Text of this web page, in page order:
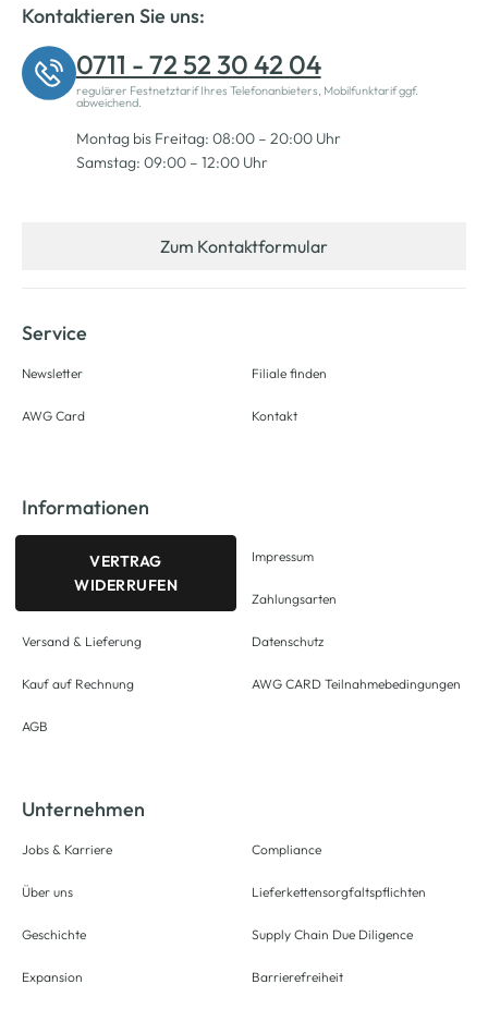
Kontaktieren Sie uns:
0711 - 72 52 30 42 04
regulärer Festnetztarif Ihres Telefonanbieters, Mobilfunktarif ggf.
abweichend.
Montag bis Freitag: 08:00 – 20:00 Uhr
Samstag: 09:00 – 12:00 Uhr
Zum Kontaktformular
Service
Newsletter
AWG Card
Filiale finden
Kontakt
Informationen
VERTRAG
WIDERRUFEN
Versand & Lieferung
Kauf auf Rechnung
AGB
Impressum
Zahlungsarten
Datenschutz
AWG CARD Teilnahmebedingungen
Unternehmen
Jobs & Karriere
Über uns
Geschichte
Expansion
Compliance
Lieferkettensorgfaltspflichten
Supply Chain Due Diligence
Barrierefreiheit